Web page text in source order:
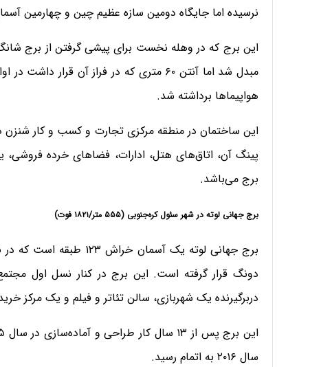
نرسیده اما جایگاه دومین سازه عظیم چین و چهارمین
این برج که در وهله نخست برای پیشی گرفتن از برج
هواپیماها برداشته شد.
پینگ آن، اتاق‌های هتل، ادارات، فضاهای خرده
برج می‌باشد.
برج جهانی لوته در شهر سئول کره‌جنوبی (۵۵۵ متر/۱۸۲۱ فوت)
دربرگیرنده یک شهربازی، سالن تئاتر و فیلم و یک مرکز
سال ۲۰۱۶ به اتمام رسید.